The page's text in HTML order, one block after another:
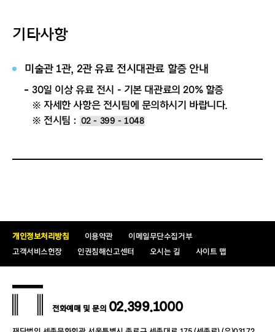
기타사항
미술관 1관, 2관 유료 전시대관료 할증 안내
30일 이상 유료 전시 - 기본 대관료의 20% 할증
※ 자세한 사항은 전시팀에 문의하시기 바랍니다.
※ 전시팀 : 02 - 399 - 1048
개인정보처리방침 이용약관
이메일무단수집거부
고객서비스헌장
인권침해신고센터 오시는 길 사이트 맵
전화예매 및 문의 02.399.1000